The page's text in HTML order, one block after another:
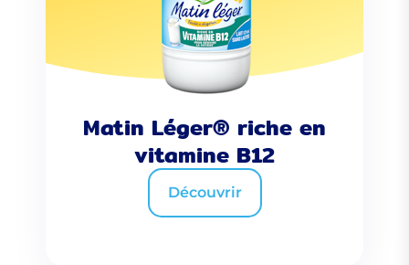
Matin Léger® riche en
vitamine B12
Découvrir